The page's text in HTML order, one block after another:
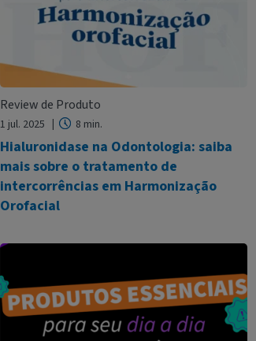
Review de Produto
1 jul. 2025 8 min.
Hialuronidase na Odontologia: saiba
mais sobre o tratamento de
intercorrências em Harmonização
Orofacial